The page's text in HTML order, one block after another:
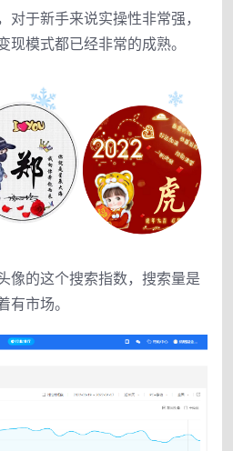
于新手来说实操性非常强，
现模式都已经非常的成熟。
像的这个搜索指数，搜索量是
市场。